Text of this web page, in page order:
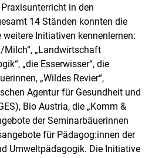
in den
14 Ständen konnten die
Initiativen kennenlernen:
Milch“, „Landwirtschaft
„die Esserwisser“, die
„Wildes Revier“,
Agentur für Gesundheit und
Bio Austria, die „Komm &
der Seminarbäuerinnen
für Pädagog:innen der
Umweltpädagogik. Die Initiative